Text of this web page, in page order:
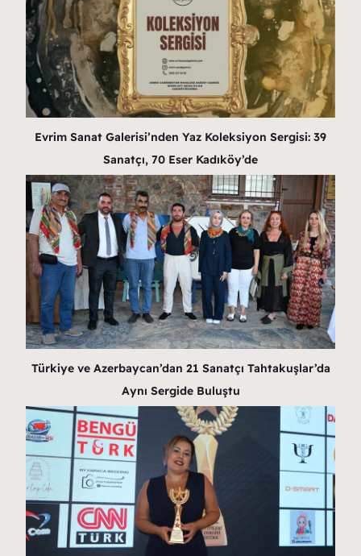
Evrim Sanat Galerisi’nden Yaz Koleksiyon Sergisi: 39
Sanatçı, 70 Eser Kadıköy’de
Türkiye ve Azerbaycan’dan 21 Sanatçı Tahtakuşlar’da
Aynı Sergide Buluştu